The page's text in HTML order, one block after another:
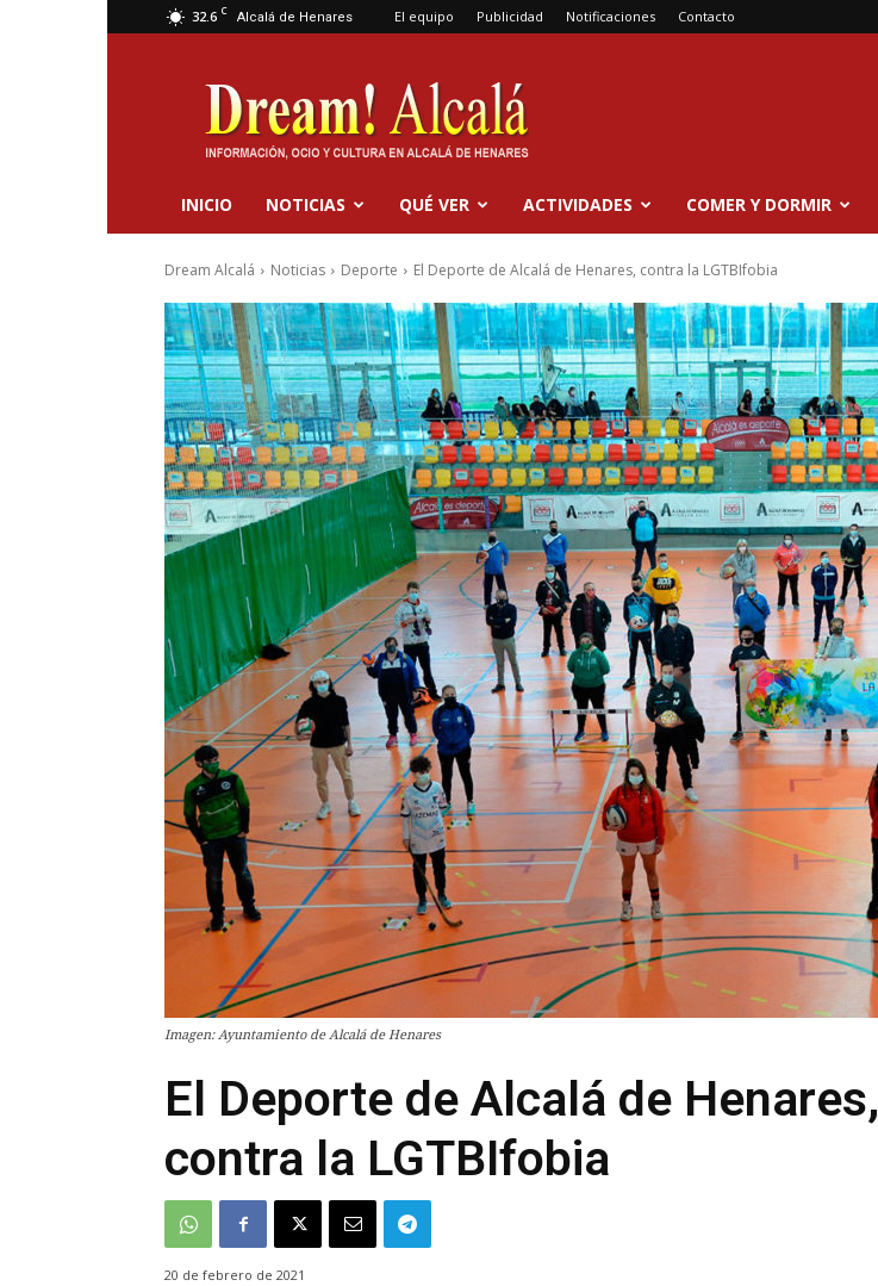
32.6 C Alcalá de Henares El equipo Publicidad Notificaciones Contacto
Dream
Alcalá
INICIO NOTICIAS QUÉ VER ACTIVIDADES COMER Y DORMIR
Dream Alcalá Noticias Deporte El Deporte de Alcalá de Henares, contra la LGTBIfobia
Imagen: Ayuntamiento de Alcalá de Henares
El Deporte de Alcalá de Henares,
contra la LGTBIfobia
20 de febrero de 2021